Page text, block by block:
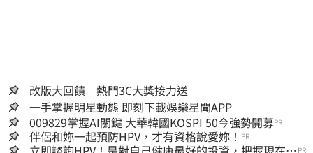
改版大回饋 熱門3C大獎接力送
一手掌握明星動態 即刻下載娛樂星聞APP
009829掌握AI關鍵 大華韓國KOSPI 50今強勢開募PR
伴侶和妳一起預防HPV，才有資格說愛妳！ PR
PR